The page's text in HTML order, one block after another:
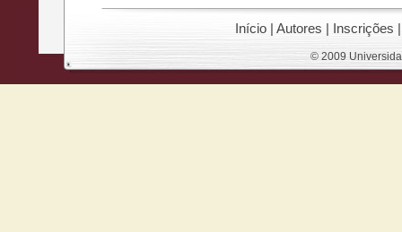
Início | Autores | Inscrições
© 2009